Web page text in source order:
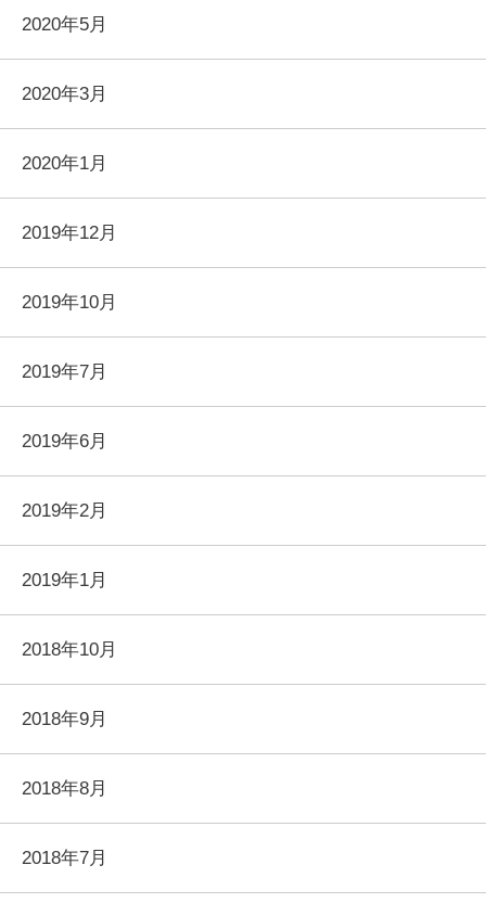
2020年5月
2020年3月
2020年1月
2019年12月
2019年10月
2019年7月
2019年6月
2019年2月
2019年1月
2018年10月
2018年9月
2018年8月
2018年7月